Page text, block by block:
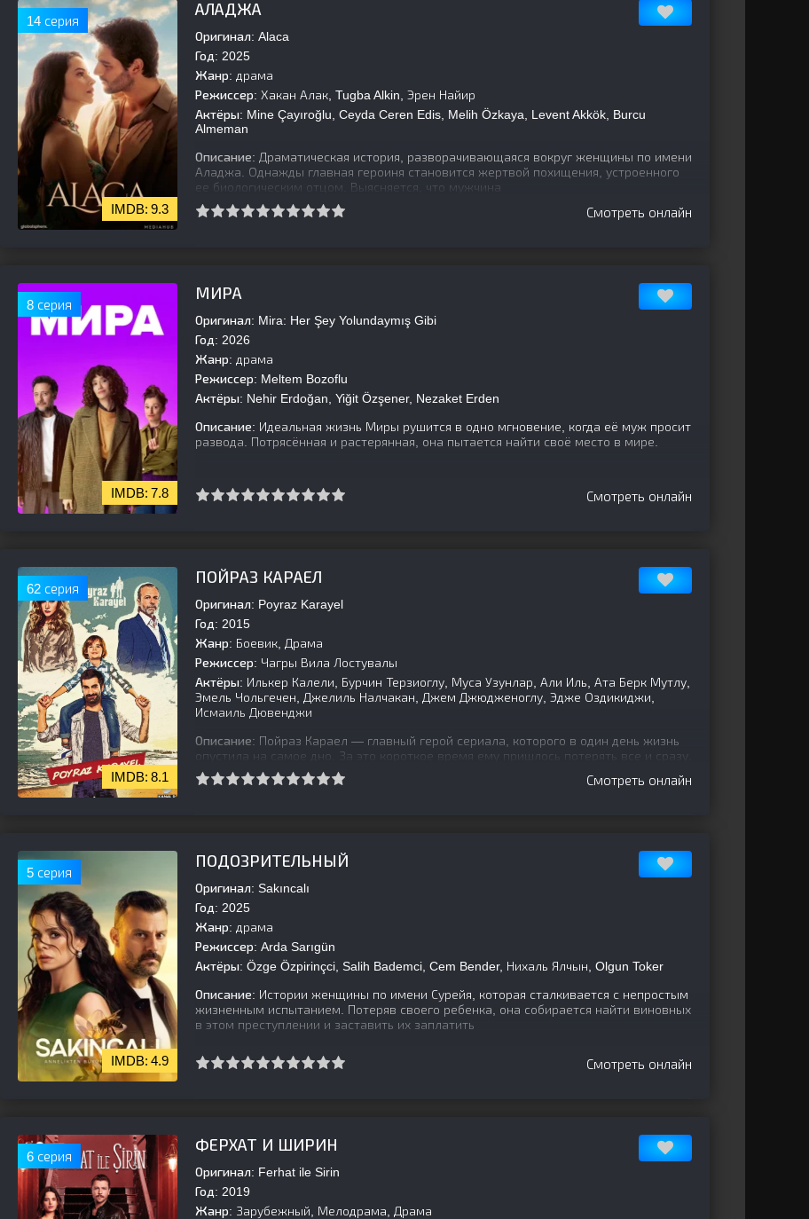
14 серия
9.3
АЛАДЖА
Оригинал: Alaca
Год: 2025
Жанр: драма
Режиссер: Хакан Алак, Tugba Alkin, Эрен Найир
Актёры: Mine Çayıroğlu, Ceyda Ceren Edis, Melih Özkaya, Levent Akkök, Burcu
Almeman
Описание: Драматическая история, разворачивающаяся вокруг женщины по имени
Аладжа. Однажды главная героиня становится жертвой похищения, устроенного
ее биологическим отцом. Выясняется, что мужчина
Смотреть онлайн
8 серия
7.8
МИРА
Оригинал: Mira: Her Şey Yolundaymış Gibi
Год: 2026
Жанр: драма
Режиссер: Meltem Bozoflu
Актёры: Nehir Erdoğan, Yiğit Özşener, Nezaket Erden
Описание: Идеальная жизнь Миры рушится в одно мгновение, когда её муж просит
развода. Потрясённая и растерянная, она пытается найти своё место в мире.
Смотреть онлайн
62 серия
8.1
ПОЙРАЗ КАРАЕЛ
Оригинал: Poyraz Karayel
Год: 2015
Жанр: Боевик, Драма
Режиссер: Чагры Вила Лостувалы
Актёры: Илькер Калели, Бурчин Терзиоглу, Муса Узунлар, Али Иль, Ата Берк Мутлу,
Эмель Чольгечен, Джелиль Налчакан, Джем Джюдженоглу, Эдже Оздикиджи,
Исмаиль Дювенджи
Описание: Пойраз Караел — главный герой сериала, которого в один день жизнь
опустила на самое дно. За это короткое время ему пришлось потерять все и сразу.
У него была жена, любящий сын и любимая
Смотреть онлайн
5 серия
4.9
ПОДОЗРИТЕЛЬНЫЙ
Оригинал: Sakıncalı
Год: 2025
Жанр: драма
Режиссер: Arda Sarıgün
Актёры: Özge Özpirinçci, Salih Bademci, Cem Bender, Нихаль Ялчын, Olgun Toker
Описание: Истории женщины по имени Сурейя, которая сталкивается с непростым
жизненным испытанием. Потеряв своего ребенка, она собирается найти виновных
в этом преступлении и заставить их заплатить
Смотреть онлайн
6 серия
ФЕРХАТ И ШИРИН
Оригинал: Ferhat ile Sirin
Год: 2019
Жанр: Зарубежный, Мелодрама, Драма